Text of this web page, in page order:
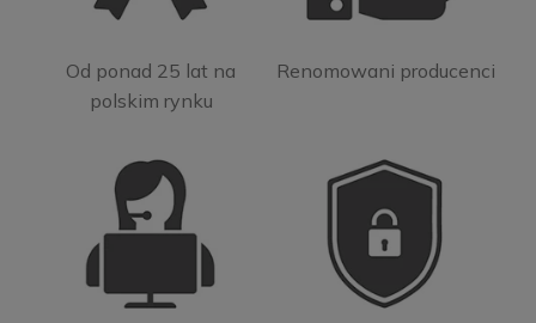
Od ponad 25 lat na
polskim rynku
Renomowani producenci